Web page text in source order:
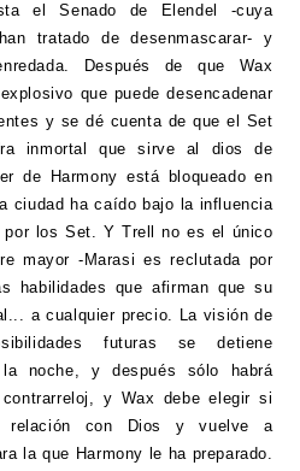
el Senado de Elendel -cuya
tratado de desenmascarar- y
Después de que Wax
que puede desencadenar
y se dé cuenta de que el Set
inmortal que sirve al dios de
de Harmony está bloqueado en
ciudad ha caído bajo la influencia
los Set. Y Trell no es el único
mayor -Marasi es reclutada por
habilidades que afirman que su
a cualquier precio. La visión de
futuras se detiene
la noche, y después sólo habrá
y Wax debe elegir si
con Dios y vuelve a
la que Harmony le ha preparado.